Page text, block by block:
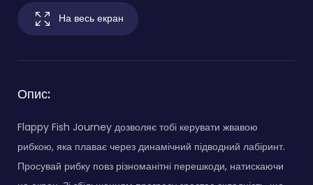
На весь екран
Опис:
Flappy Fish Journey дозволяє тобі керувати жвавою
рибкою, яка плаває через динамічний підводний лабіринт.
Просувай рибку повз різноманітні перешкоди, натискаючи